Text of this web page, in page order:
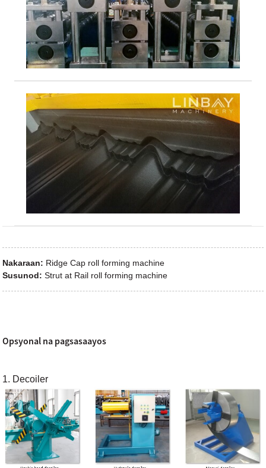
Nakaraan: Ridge Cap roll forming machine
Susunod: Strut at Rail roll forming machine
Opsyonal na pagsasaayos
1. Decoiler